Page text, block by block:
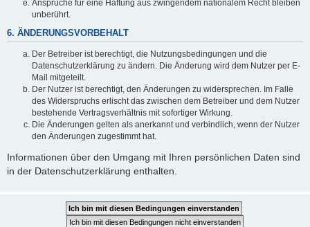
Ansprüche für eine Haftung aus zwingendem nationalem Recht bleiben
unberührt.
6. ÄNDERUNGSVORBEHALT
Der Betreiber ist berechtigt, die Nutzungsbedingungen und die
Datenschutzerklärung zu ändern. Die Änderung wird dem Nutzer per E-
Mail mitgeteilt.
Der Nutzer ist berechtigt, den Änderungen zu widersprechen. Im Falle
des Widerspruchs erlischt das zwischen dem Betreiber und dem Nutzer
bestehende Vertragsverhältnis mit sofortiger Wirkung.
Die Änderungen gelten als anerkannt und verbindlich, wenn der Nutzer
den Änderungen zugestimmt hat.
Informationen über den Umgang mit Ihren persönlichen Daten sind
in der Datenschutzerklärung enthalten.